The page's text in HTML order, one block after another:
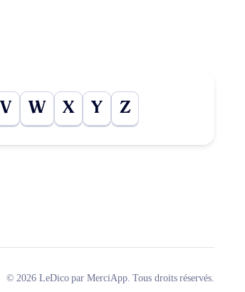
V W X Y Z
© 2026 LeDico par MerciApp. Tous droits réservés.